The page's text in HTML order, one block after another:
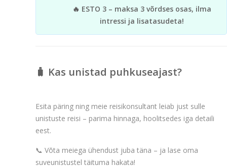
🔥 ESTO 3 – maksa 3 võrdses osas, ilma
intressi ja lisatasudeta!
🧳 Kas unistad puhkuseajast?
Esita päring ning meie reisikonsultant leiab just sulle
unistuste reisi – parima hinnaga, hoolitsedes iga detaili
eest.
📞 Võta meiega ühendust juba täna – ja lase oma
suveunistustel täituma hakata!